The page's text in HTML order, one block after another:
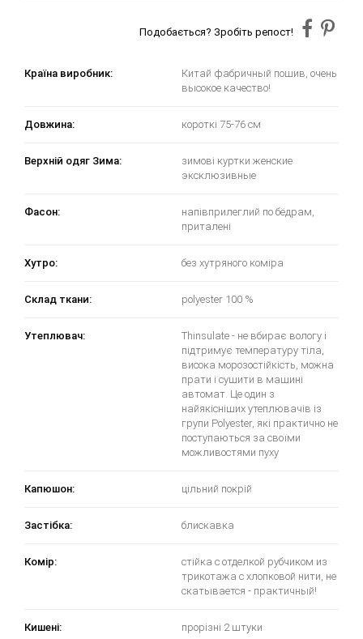
Подобається? Зробіть репост!
Країна виробник:
Китай фабричный пошив, очень
высокое качество!
Довжина: короткі 75-76 см
Верхній одяг Зима:
зимові куртки женские
эксклюзивные
Фасон:
напівприлеглий по бёдрам,
приталені
Хутро: без хутряного коміра
Склад ткани: polyester 100 %
Утеплювач:
Thinsulate - не вбирає вологу і
підтримує температуру тіла,
висока морозостійкість, можна
прати і сушити в машині
автомат. Це один з
найякісніших утеплювачів із
групи Polyester, які практично не
поступаються за своїми
можливостями пуху
Капюшон: цільний покрій
Застібка: блискавка
Комір:
стійка с отделкой рубчиком из
трикотажа с хлопковой нити, не
скатывается - практичный!
Кишені: прорізні 2 штуки